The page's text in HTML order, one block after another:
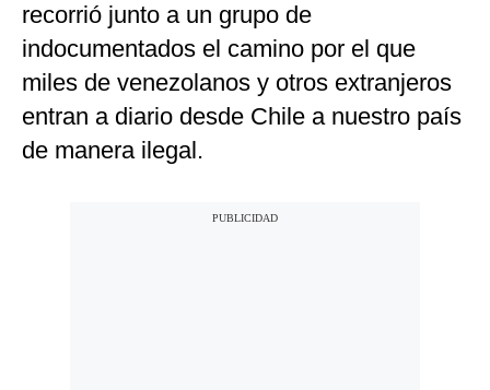
recorrió junto a un grupo de
indocumentados el camino por el que
miles de venezolanos y otros extranjeros
entran a diario desde Chile a nuestro país
de manera ilegal.